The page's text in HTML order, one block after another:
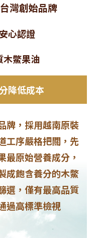
台灣創始品牌
心認證
木鱉果油
降低成本
牌，採用越南原裝
工序嚴格把關，先
最原始營養成分，
成飽含養分的木鱉
選，僅有最高品質
過高標準檢視